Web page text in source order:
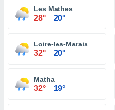
Les Mathes
28° 20°
Loire-les-Marais
32° 20°
Matha
32° 19°